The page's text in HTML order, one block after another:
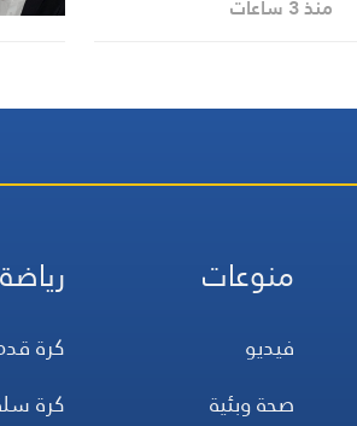
منذ 3 ساعات
منوعات
فيديو
صحة وبئية
رياضة
كرة
كرة